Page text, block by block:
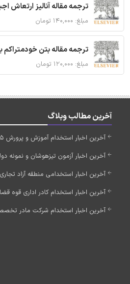
ترجمه مقاله آنالیز
مبلغ: ۱۴۰,۰۰۰ تومان
ترجمه مقاله بتن خودمتراکم
مبلغ: ۱۲۰,۰۰۰ تومان
آخرین مطالب وبلاگ
آخرین اخبار استخدام آموزش و پرورش 1405 (به زودی)
آخرین اخبار آزمون تیزهوشان و نمونه
آخرین اخبار استخدامی منطقه آزاد تجاری
آخرین اخبار استخدام کادر اداری قوه قضاییه 1405 (به
آخرین اخبار استخدام شرکت مادر تخصصی تولید